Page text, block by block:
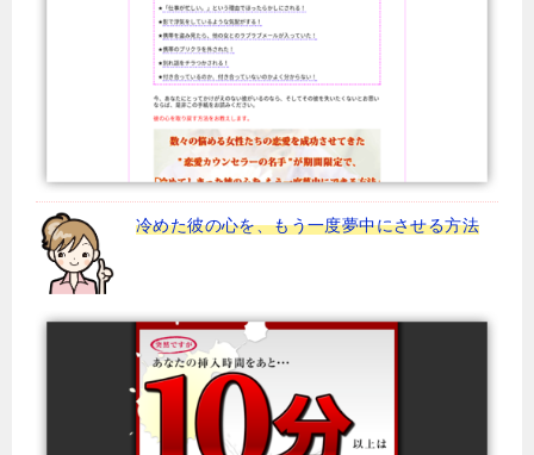
冷めた彼の心を、もう一度夢中にさせる方法